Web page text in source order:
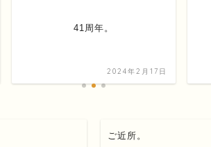
41周年。
2024年2月17日
ご近所。